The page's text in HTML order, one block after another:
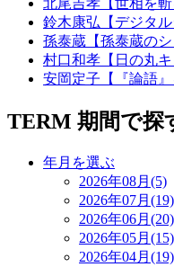
北尾吉孝【世相を斬
鈴木康弘【デジタル
孫泰蔵【孫泰蔵の
村口和孝【日の丸キ
安岡定子【『論語』
TERM 期間で探
年月を選ぶ
2026年08月(5)
2026年07月(19)
2026年06月(20)
2026年05月(15)
2026年04月(19)